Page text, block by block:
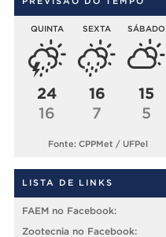
QUINTA
24
16
SEXTA
16
7
SÁBADO
15
5
Fonte: CPPMet / UFPel
LISTA DE LINKS
FAEM no Facebook:
Zootecnia no Facebook: